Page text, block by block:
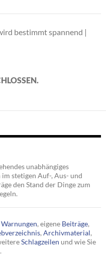
bestimmt spannend |
unabhängiges
stetigen Auf-, Aus- und
den Stand der Dinge zum
Warnungen, eigene Beiträge,
, Archivmaterial,
Schlagzeilen und wie Sie